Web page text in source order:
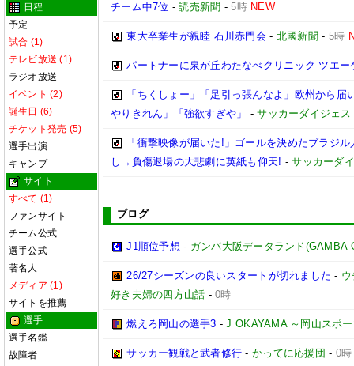
日程
予定
試合 (1)
テレビ放送 (1)
ラジオ放送
イベント (2)
誕生日 (6)
チケット発売 (5)
選手出演
キャンプ
サイト
すべて (1)
ファンサイト
チーム公式
選手公式
著名人
メディア (1)
サイトを推薦
選手
選手名鑑
故障者
チーム中7位 -読売新聞 -5時 NEW
東大卒業生が親睦 石川赤門会 - 北國新聞 - 5時
パートナーに泉が丘わたなべクリニック ツエー
「ちくしょー」「足引っ張んなよ」欧州から
やりきれん」「強欲すぎや」
-サッカーダイジェ
「衝撃映像が届いた!」ゴールを決めたブラジ
し→負傷退場の大悲劇に英紙も仰天! -サッカーダ
ブログ
J1順位予想 - ガンバ大阪データランド(GAMBA
26/27シーズンの良いスタートが切れました -
好き夫婦の四方山話 -0時
燃えろ岡山の選手3 -J OKAYAMA ～岡山スポ
サッカー観戦と武者修行 -かってに応援団 - 0時